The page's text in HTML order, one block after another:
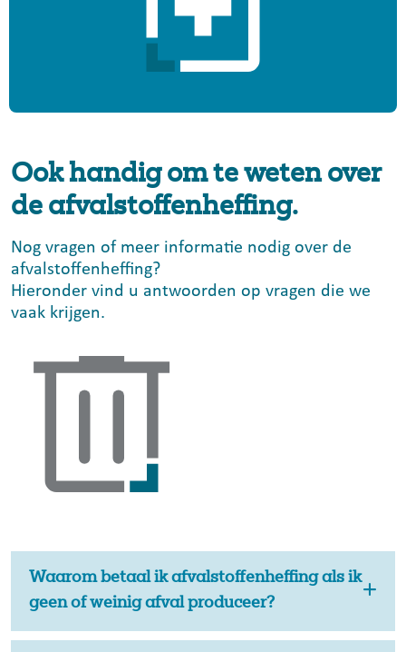
Ook handig om te weten over
de afvalstoffenheffing.
Nog vragen of meer informatie nodig over de
afvalstoffenheffing?
Hieronder vind u antwoorden op vragen die we
vaak krijgen.
Waarom betaal ik afvalstoffenheffing als ik
geen of weinig afval produceer?